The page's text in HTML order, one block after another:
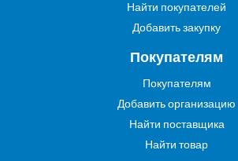
Найти покупателей
Добавить закупку
Покупателям
Покупателям
Добавить организацию
Найти поставщика
Найти товар